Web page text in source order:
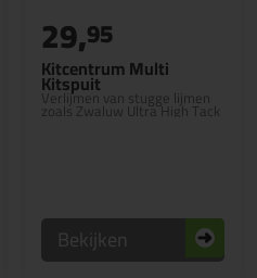
Kitcentrum Multi
Kitspuit
Verlijmen van stugge lijmen
zoals Zwaluw Ultra High Tack
29,95
Bekijken